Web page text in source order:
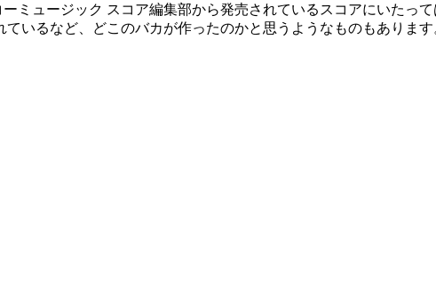
ミュージック スコア編集部から発売されているスコアにいたっ
いるなど、どこのバカが作ったのかと思うようなものもあります